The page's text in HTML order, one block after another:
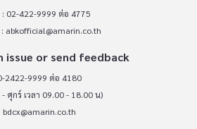
: 02-422-9999 ต่อ 4775
abkofficial@amarin.co.th
issue or send feedback
2422-9999 ต่อ 4180
ศุกร์ เวลา 09.00 - 18.00 น)
bdcx@amarin.co.th